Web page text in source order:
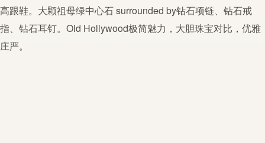
高跟鞋。大颗祖母绿中心石 surrounded by钻石项链、钻石戒
指、钻石耳钉。Old Hollywood极简魅力，大胆珠宝对比，优雅
庄严。